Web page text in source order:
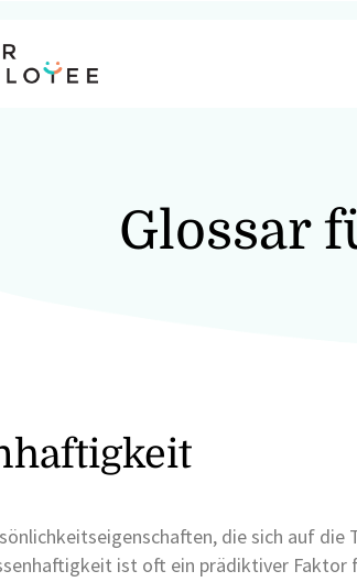
Glossar
die sich auf
ist oft ein prädiktiver